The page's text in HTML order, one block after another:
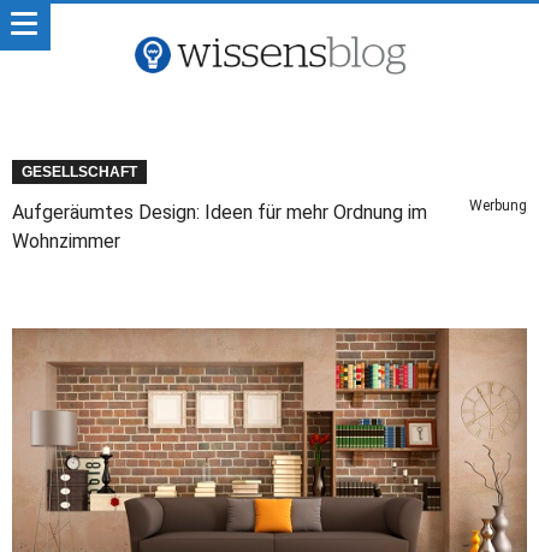
GESELLSCHAFT
Aufgeräumtes Design: Ideen für mehr Ordnung im
Wohnzimmer
Werbung